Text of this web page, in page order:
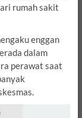
rumah sakit
enggan
dalam
perawat saat